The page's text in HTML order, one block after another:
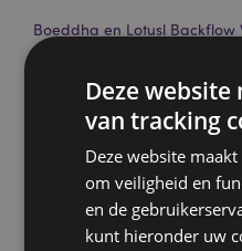
Boeddha en Lotusl Backflow
Voor gebruik met:
kegeltjes
Kegels meegeleverd:
Gemiddelde
Productinformatie:
neerwaarts en creërt
Deze
van tracking
Deze website
om veiligheid en
en de
kunt hieronder uw